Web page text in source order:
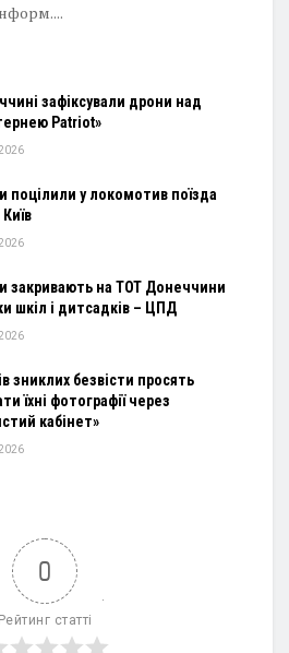
зафіксували дрони над
Patriot»
поцілили у локомотив поїзда
закривають на ТОТ Донеччини
шкіл і дитсадків – ЦПД
зниклих безвісти просять
їхні фотографії через
кабінет»
0
Рейтинг статті